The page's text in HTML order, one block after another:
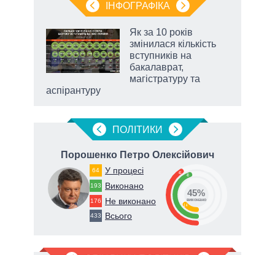
ІНФОГРАФІКА
Як за 10 років
змінилася кількість
вступників на
бакалаврат,
магістратуру та
аспірантуру
ПОЛIТИКИ
Порошенко Петро Олексійович
64 У процесі
193 Виконано
176 Не виконано
433 Всього
41 45
14
45%
виконано